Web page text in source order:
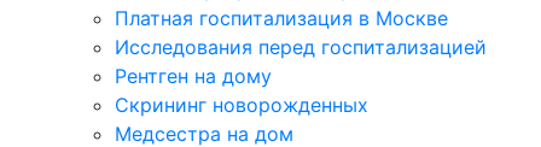
Платная госпитализация в Москве
Исследования перед госпитализацией
Рентген на дому
Скрининг новорожденных
Медсестра на дом